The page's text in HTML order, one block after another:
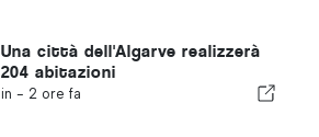
Una città dell'Algarve realizzerà
204 abitazioni
in - 2 ore fa